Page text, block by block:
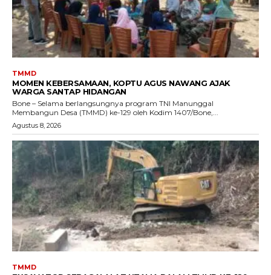
TMMD
MOMEN KEBERSAMAAN, KOPTU AGUS NAWANG AJAK
WARGA SANTAP HIDANGAN
Bone – Selama berlangsungnya program TNI Manunggal
Membangun Desa (TMMD) ke-129 oleh Kodim 1407/Bone,...
Agustus 8, 2026
TMMD